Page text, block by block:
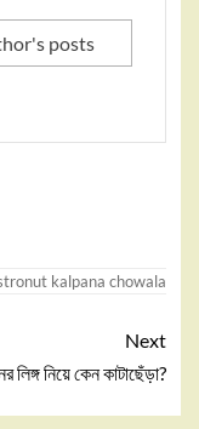
posts
kalpana chowala
Next
লিঙ্গ নিয়ে কেন কাটাছেঁড়া?